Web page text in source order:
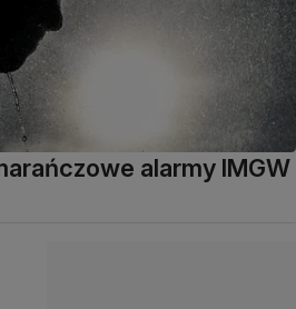
alarmy IMGW